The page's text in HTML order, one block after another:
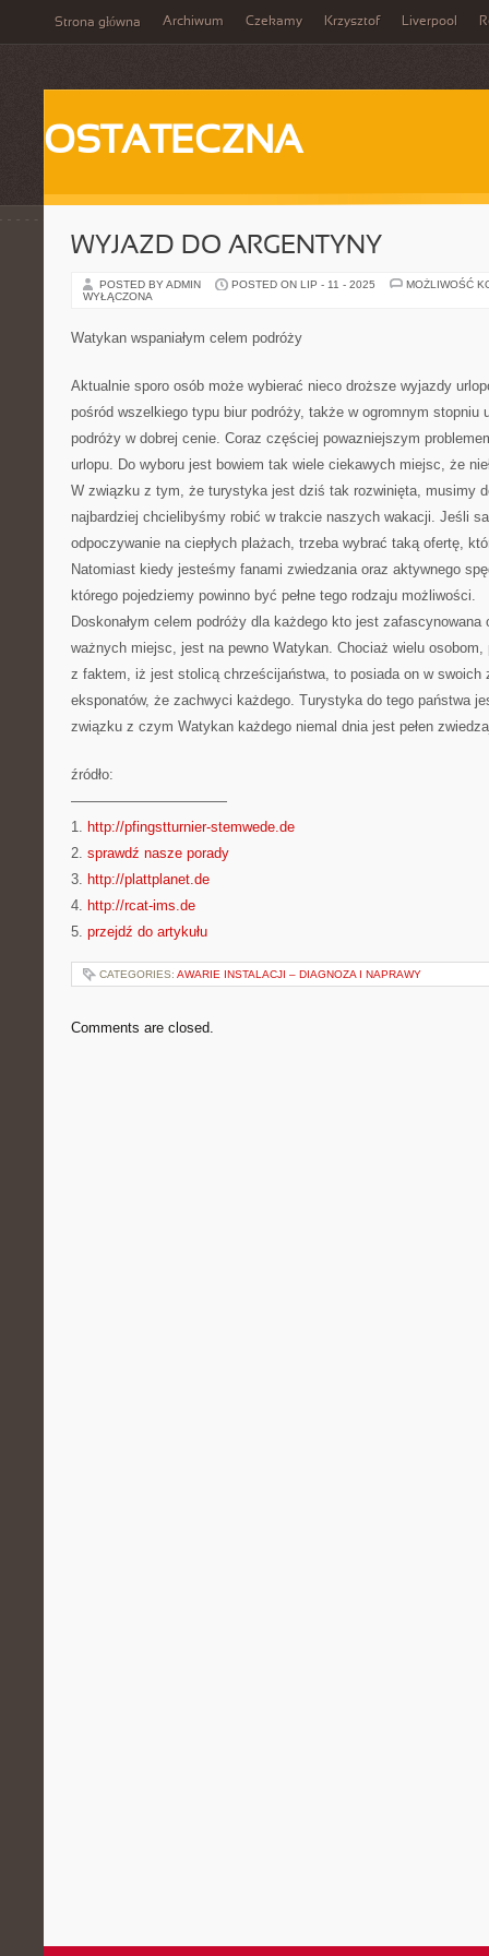
Strona główna Archiwum Czekamy Krzysztof Liverpool
OSTATECZNA
WYJAZD DO ARGENTYNY
POSTED BY ADMIN POSTED ON LIP - 11 - 2025
MOŻLIWOŚĆ
WYŁĄCZONA
Watykan wspaniałym celem podróży
Aktualnie sporo osób może wybierać nieco droższe wyjazdy
pośród wszelkiego typu biur podróży, także w ogromnym stopniu
podróży w dobrej cenie. Coraz częściej powazniejszym
urlopu. Do wyboru jest bowiem tak wiele ciekawych miejsc, że
W związku z tym, że turystyka jest dziś tak rozwinięta, musimy
najbardziej chcielibyśmy robić w trakcie naszych wakacji. Jeśli
odpoczywanie na ciepłych plażach, trzeba wybrać taką ofertę,
Natomiast kiedy jesteśmy fanami zwiedzania oraz aktywnego
którego pojedziemy powinno być pełne tego rodzaju możliwości.
Doskonałym celem podróży dla każdego kto jest
ważnych miejsc, jest na pewno Watykan. Chociaż wielu
z faktem, iż jest stolicą chrześcijaństwa, to posiada on w swoich
eksponatów, że zachwyci każdego. Turystyka do tego państwa
związku z czym Watykan każdego niemal dnia jest pełen
źródło:
———————————
1. http://pfingstturnier-stemwede.de
2. sprawdź nasze porady
3. http://plattplanet.de
4. http://rcat-ims.de
5. przejdź do artykułu
CATEGORIES: AWARIE INSTALACJI – DIAGNOZA I NAPRAWY
Comments are closed.